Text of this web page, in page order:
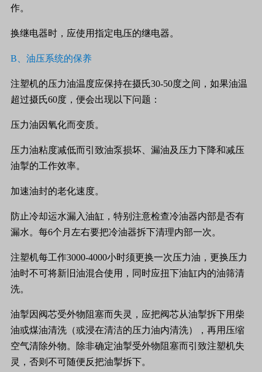
作。
换继电器时，应使用指定电压的继电器。
B 、油压系统的保养
注塑机的压力油温度应保持在摄氏30-50度之间，如果油温
超过摄氏60度，便会出现以下问题：
压力油因氧化而变质。
压力油粘度减低而引致油泵损坏、漏油及压力下降和减压
油掣的工作效率。
加速油封的老化速度。
防止冷却运水漏入油缸，特别注意检查冷油器内部是否有
漏水。每6个月左右要把冷油器拆下清理内部一次。
注塑机每工作3000-4000小时须更换一次压力油，更换压力
油时不可将新旧油混合使用，同时应扭下油缸内的油筛清
洗。
油掣因阀芯受外物阻塞而失灵，应把阀芯从油掣拆下用柴
油或煤油清洗（或浸在清洁的压力油内清洗），再用压缩
空气清除外物。除非确定油掣受外物阻塞而引致注塑机失
灵，否则不可随便反把油掣拆下。